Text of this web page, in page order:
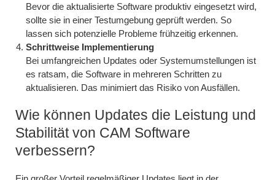
Bevor die aktualisierte Software produktiv eingesetzt wird,
sollte sie in einer Testumgebung geprüft werden. So
lassen sich potenzielle Probleme frühzeitig erkennen.
Schrittweise Implementierung
Bei umfangreichen Updates oder Systemumstellungen ist
es ratsam, die Software in mehreren Schritten zu
aktualisieren. Das minimiert das Risiko von Ausfällen.
Wie können Updates die Leistung und
Stabilität von CAM Software
verbessern?